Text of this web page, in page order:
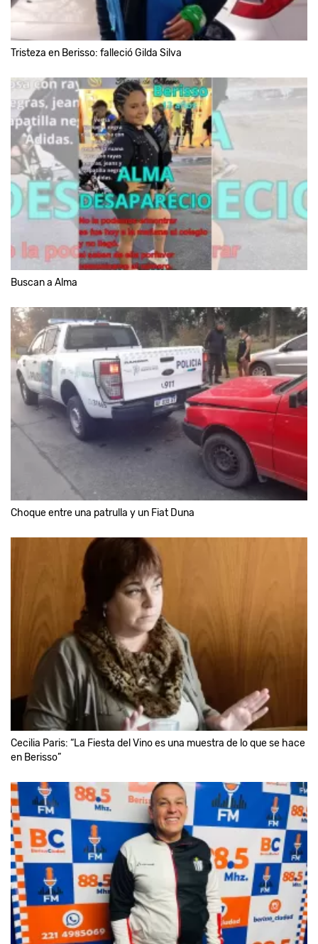
Tristeza en Berisso: falleció Gilda Silva
Buscan a Alma
Choque entre una patrulla y un Fiat Duna
Cecilia Paris: “La Fiesta del Vino es una muestra de lo que se hace
en Berisso”